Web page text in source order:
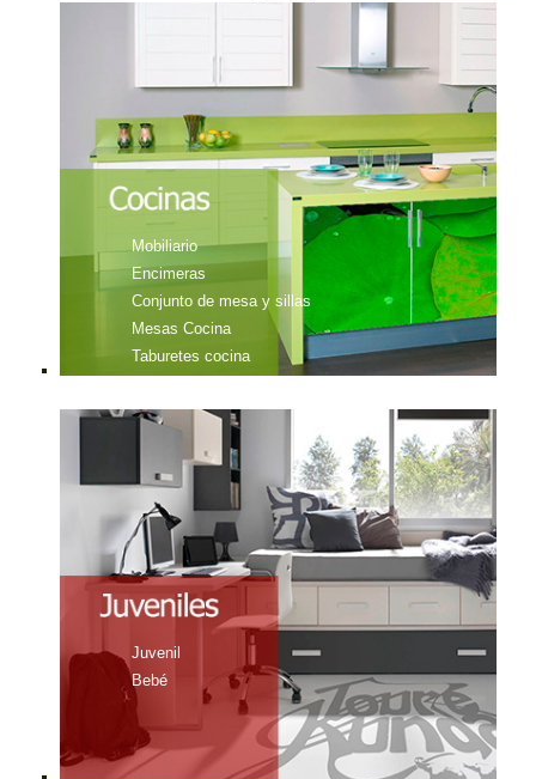
Mobiliario
Encimeras
Conjunto de mesa y sillas
Mesas Cocina
Taburetes cocina
Juvenil
Bebé